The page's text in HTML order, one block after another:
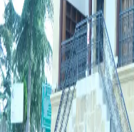
Gönder
Yol Tarifi Al
HakkımızdaCelaleddin
Copyright © 2016